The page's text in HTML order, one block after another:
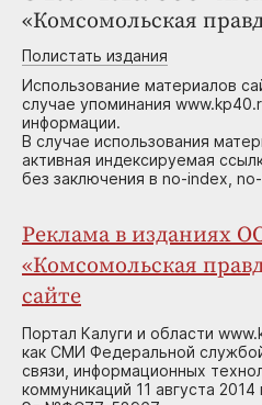
«Комсомольская
Полистать издания
Использование материалов
случае упоминания
информации.
В случае использования
активная индексируемая
без заключения в no-index,
Реклама в изданиях
«Комсомольская
сайте
Портал Калуги и области
как СМИ Федеральной
связи, информационных
коммуникаций 11 августа